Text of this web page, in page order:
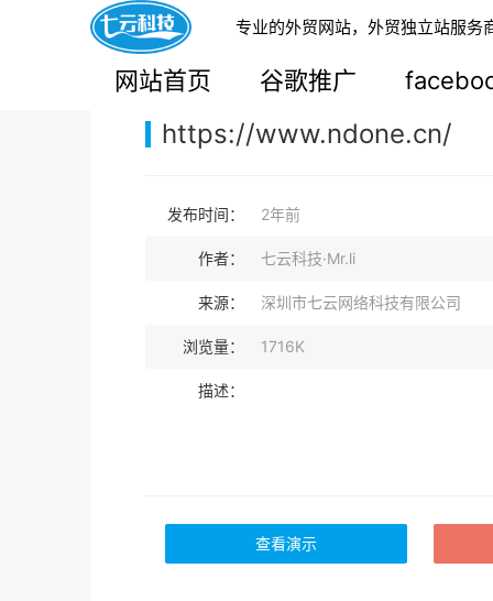
专业的外贸网站，外贸独立站服务
网站首页 谷歌推广
您的当前位置： 网站首页>案例展示>B2B外贸独
https://www.ndone.cn/
发布时间： 2年前
作者： 七云科技·Mr.li
来源： 深圳市七云网络科技有限公司
浏览量： 1716K
描述：
查看演示